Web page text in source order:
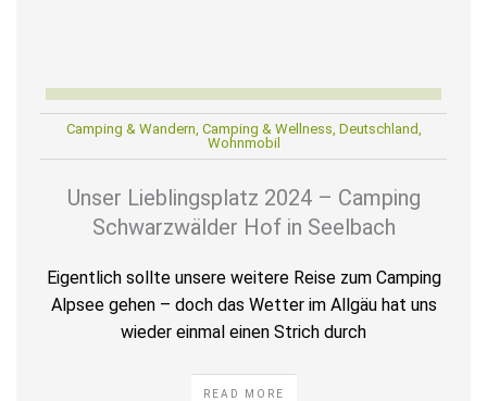
Camping & Wandern, Camping & Wellness, Deutschland,
Wohnmobil
Unser Lieblingsplatz 2024 – Camping
Schwarzwälder Hof in Seelbach
Eigentlich sollte unsere weitere Reise zum Camping
Alpsee gehen – doch das Wetter im Allgäu hat uns
wieder einmal einen Strich durch
READ MORE